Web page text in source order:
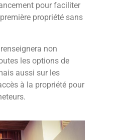
pour faciliter
propriété sans
non
les options de
aussi sur les
à la propriété pour